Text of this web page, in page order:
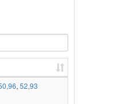
, 52,93